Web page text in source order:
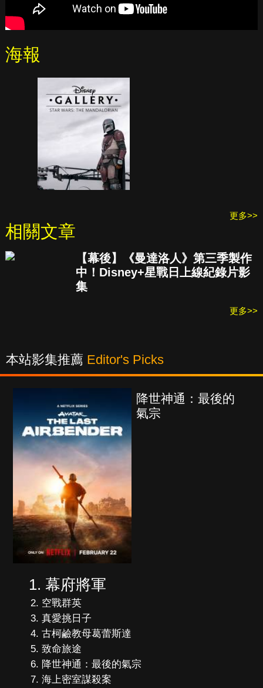
海報
更多>>
相關文章
【幕後】《曼達洛人》第三季製作
中！Disney+星戰日上線紀錄片影
集
更多>>
本站影集推薦 Editor's Picks
降世神通：最後的
氣宗
幕府將軍
空戰群英
真愛挑日子
古柯鹼教母葛蕾斯達
致命旅途
降世神通：最後的氣宗
海上密室謀殺案